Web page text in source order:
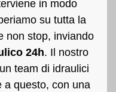
in modo
su tutta la
non stop, inviando
24h. Il nostro
team di idraulici
a questo, con una